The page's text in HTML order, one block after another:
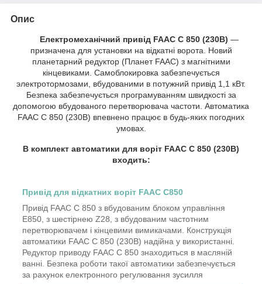
Опис
Електромеханічний привід FAAC C 850 (230B) —
призначена для установки на відкатні ворота. Новий
планетарний редуктор (Планет FAAC) з магнітними
кінцевиками. Самоблокировка забезпечується
электротормозами, вбудованими в потужний привід 1,1 кВт.
Безпека забезпечується програмуванням швидкості за
допомогою вбудованого перетворювача частоти. Автоматика
FAAC C 850 (230B) впевнено працює в будь-яких погодних
умовах.
В комплект автоматики для воріт FAAC C 850 (230B)
входить:
Привід для відкатних воріт FAAC C850
Привід FAAC C 850 з вбудованим блоком управління
E850, з шестірнею Z28, з вбудованим частотним
перетворювачем і кінцевими вимикачами. Конструкція
автоматики FAAC C 850 (230В) надійна у використанні.
Редуктор приводу FAAC C 850 знаходиться в масляній
ванні. Безпека роботи такої автоматики забезпечується
за рахунок електронного регулювання зусилля